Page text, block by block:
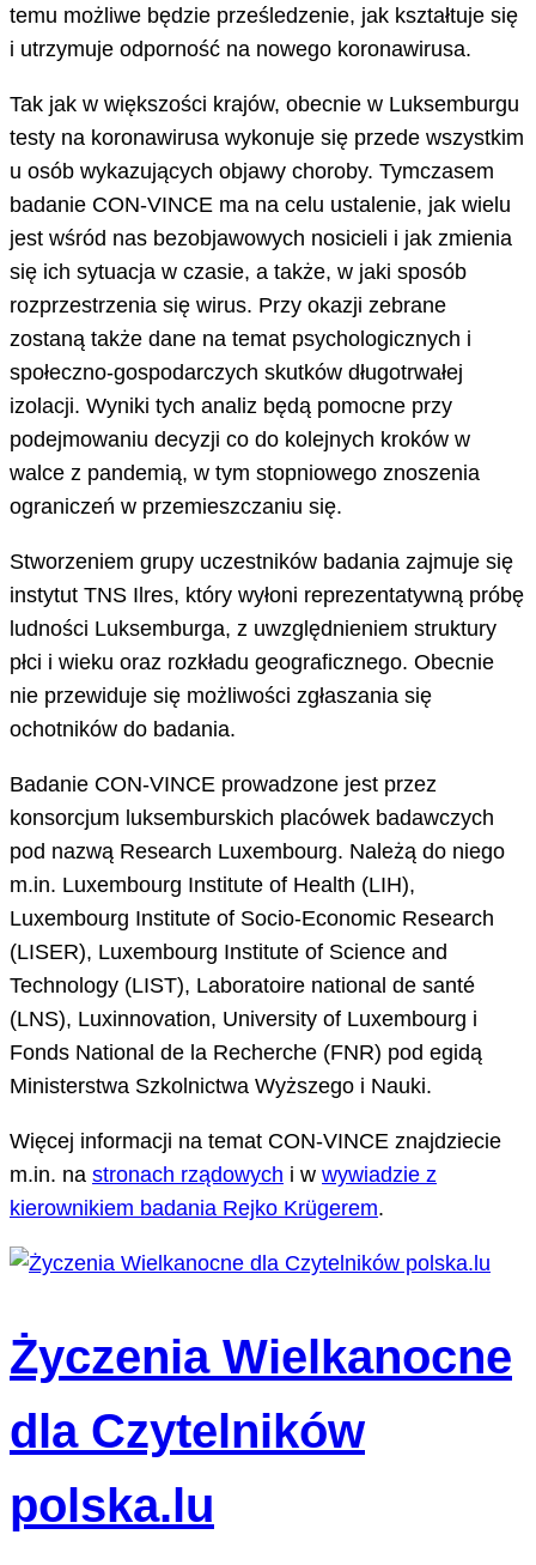
temu możliwe będzie prześledzenie, jak kształtuje się
i utrzymuje odporność na nowego koronawirusa.
Tak jak w większości krajów, obecnie w Luksemburgu
testy na koronawirusa wykonuje się przede wszystkim
u osób wykazujących objawy choroby. Tymczasem
badanie CON-VINCE ma na celu ustalenie, jak wielu
jest wśród nas bezobjawowych nosicieli i jak zmienia
się ich sytuacja w czasie, a także, w jaki sposób
rozprzestrzenia się wirus. Przy okazji zebrane
zostaną także dane na temat psychologicznych i
społeczno-gospodarczych skutków długotrwałej
izolacji. Wyniki tych analiz będą pomocne przy
podejmowaniu decyzji co do kolejnych kroków w
walce z pandemią, w tym stopniowego znoszenia
ograniczeń w przemieszczaniu się.
Stworzeniem grupy uczestników badania zajmuje się
instytut TNS Ilres, który wyłoni reprezentatywną próbę
ludności Luksemburga, z uwzględnieniem struktury
płci i wieku oraz rozkładu geograficznego. Obecnie
nie przewiduje się możliwości zgłaszania się
ochotników do badania.
Badanie CON-VINCE prowadzone jest przez
konsorcjum luksemburskich placówek badawczych
pod nazwą Research Luxembourg. Należą do niego
m.in. Luxembourg Institute of Health (LIH),
Luxembourg Institute of Socio-Economic Research
(LISER), Luxembourg Institute of Science and
Technology (LIST), Laboratoire national de santé
(LNS), Luxinnovation, University of Luxembourg i
Fonds National de la Recherche (FNR) pod egidą
Ministerstwa Szkolnictwa Wyższego i Nauki.
Więcej informacji na temat CON-VINCE znajdziecie
m.in. na stronach rządowych i w wywiadzie z
kierownikiem badania Rejko Krügerem.
Życzenia Wielkanocne
dla Czytelników
polska.lu